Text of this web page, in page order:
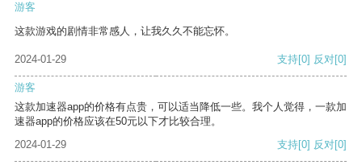
游客
这款游戏的剧情非常感人，让我久久不能忘怀。
2024-01-29 支持[0] 反对[0]
游客
这款加速器app的价格有点贵，可以适当降低一些。我个人觉得，一款加
速器app的价格应该在50元以下才比较合理。
2024-01-29
支持[0] 反对[0]